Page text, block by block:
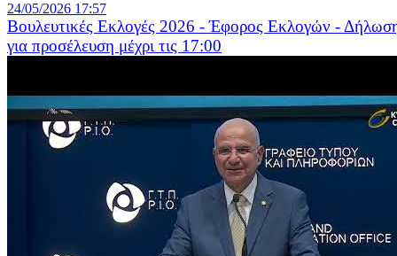
24/05/2026 17:57
Βουλευτικές Εκλογές 2026 - Έφορος Εκλογών -
για προσέλευση μέχρι τις 17:00